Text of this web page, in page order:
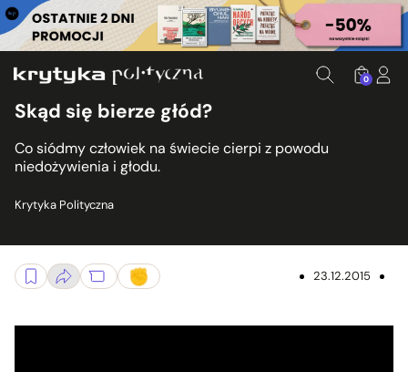
0
Skąd się bierze głód?
Co siódmy człowiek na świecie cierpi z powodu
niedożywienia i głodu.
Krytyka Polityczna
23.12.2015